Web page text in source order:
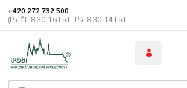
+420 272 732 500
(Po-Čt: 8.30-16 hod., Pá: 8.30-14 hod.